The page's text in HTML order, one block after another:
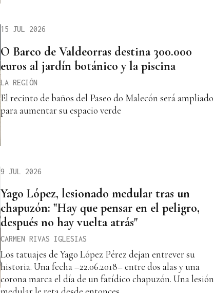
15 JUL 2026
O Barco de Valdeorras destina 300.000
euros al jardín botánico y la piscina
LA REGIÓN
El recinto de baños del Paseo do Malecón será ampliado
para aumentar su espacio verde
9 JUL 2026
Yago López, lesionado medular tras un
chapuzón: "Hay que pensar en el peligro,
después no hay vuelta atrás"
CARMEN RIVAS IGLESIAS
Los tatuajes de Yago López Pérez dejan entrever su
historia. Una fecha –22.06.2018– entre dos alas y una
corona marca el día de un fatídico chapuzón. Una lesión